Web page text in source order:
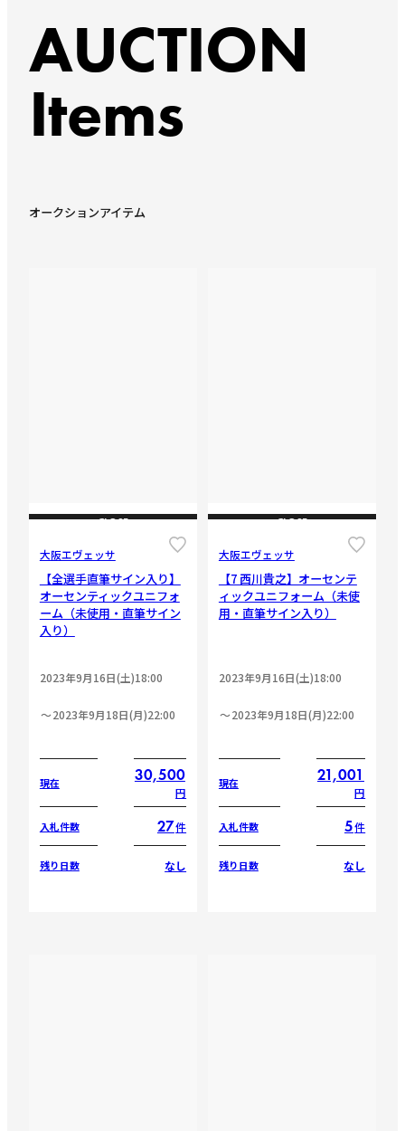
AUCTION
Items
オークションアイテム
CLOSE
大阪エヴェッサ
【全選手直筆サイン入り】
オーセンティックユニフォ
ーム（未使用・直筆サイン
入り）
2023年9月16日(土)18:00
2023年9月18日(月)22:00
現在 30,500
円
入札件数 27件
残り日数 なし
CLOSE
大阪エヴェッサ
【7 西川貴之】オーセンテ
ィックユニフォーム（未使
用・直筆サイン入り）
2023年9月16日(土)18:00
2023年9月18日(月)22:00
現在 21,001
円
入札件数 5件
残り日数 なし